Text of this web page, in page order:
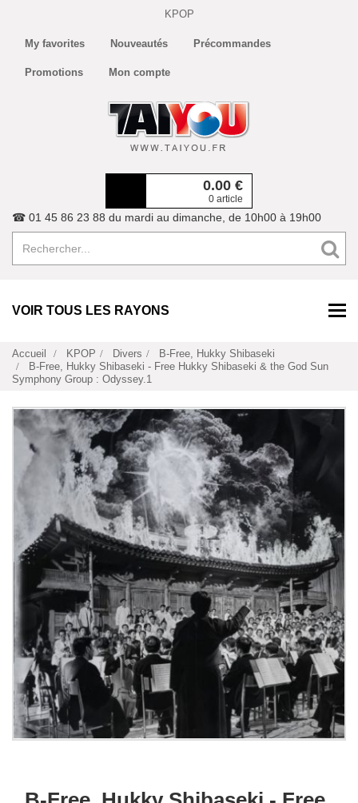
KPOP
My favorites Nouveautés Précommandes
Promotions Mon compte
0.00 €
0 article
☎ 01 45 86 23 88 du mardi au dimanche, de 10h00 à 19h00
VOIR TOUS LES RAYONS
Accueil KPOP Divers
B-Free, Hukky Shibaseki
B-Free, Hukky Shibaseki - Free Hukky Shibaseki & the God Sun
Symphony Group : Odyssey.1